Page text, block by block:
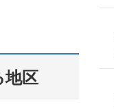
地区